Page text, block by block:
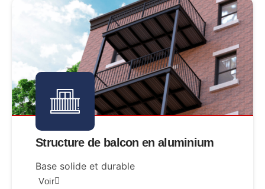
Structure de balcon en aluminium
Base solide et durable
Voir